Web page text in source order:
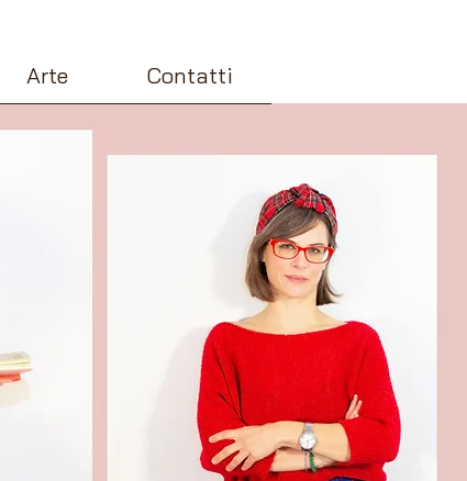
Arte Contatti